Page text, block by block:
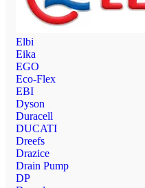
Elbi
Eika
EGO
Eco-Flex
EBI
Dyson
Duracell
DUCATI
Dreefs
Drazice
Drain Pump
DP